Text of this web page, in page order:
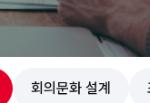
회의문화 설계